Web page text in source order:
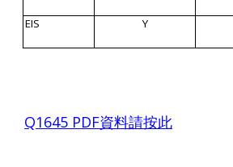
EIS Y
Q1645 PDF資料請按此